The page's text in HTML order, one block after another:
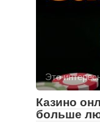
Это
Казино
больше